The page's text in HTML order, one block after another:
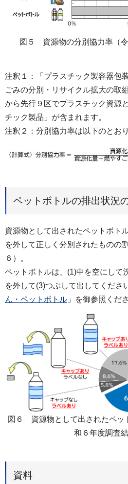
図５ 資源物の分別協力率（令
注釈１：「プラスチック製容器包
ごみの分別・リサイクル拡大の取
から先行９区でプラスチック資源
チック製品」が含まれます。
注釈２：分別協力率は以下のとお
ペットボトルの排出状況
資源物として出されたペットボト
を外して正しく分別されたものの
６）。
ペットボトルは、(1)中を空にして
を外して(3)つぶして出してくださ
ん・ペットボトル 」を御参照くだ
図６ 資源物として出されたペッ
和６年度調査結
資料